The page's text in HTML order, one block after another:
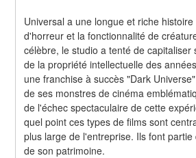
Universal a une longue et riche
d'horreur et la fonctionnalité de
célèbre, le studio a tenté de capitaliser
de la propriété intellectuelle des
une franchise à succès "Dark
de ses monstres de cinéma
de l'échec spectaculaire de cette
quel point ces types de films sont
plus large de l'entreprise. Ils font
de son patrimoine.